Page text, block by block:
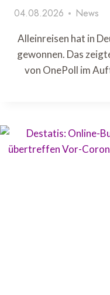
04.08.2026 News
Alleinreisen hat in
gewonnen. Das
von OnePoll im